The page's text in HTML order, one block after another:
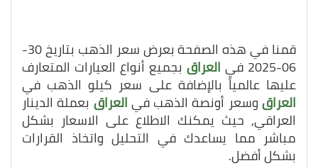
قمنا في هذه الصفحة بعرض سعر الذهب بتاريخ 30-
06-2025 في العراق بجميع أنواع العيارات المتعارف
عليها عالمياً بالإضافة على سعر كيلو الذهب في
العراقوسعر أونصة الذهب فيالعراق بعملة الدينار
العراقي, حيث يمكنك الاطلاع على الاسعار بشكل
مباشر مما يساعدك في التحليل واتخاذ القرارات
بشكل أفضل.